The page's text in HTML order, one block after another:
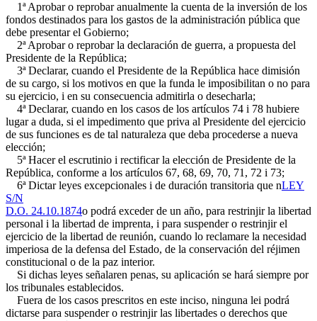
1ª Aprobar o reprobar anualmente la cuenta de la inversión de los
fondos destinados para los gastos de la administración pública que
debe presentar el Gobierno;
2ª Aprobar o reprobar la declaración de guerra, a propuesta del
Presidente de la República;
3ª Declarar, cuando el Presidente de la República hace dimisión
de su cargo, si los motivos en que la funda le imposibilitan o no para
su ejercicio, i en su consecuencia admitirla o desecharla;
4ª Declarar, cuando en los casos de los artículos 74 i 78 hubiere
lugar a duda, si el impedimento que priva al Presidente del ejercicio
de sus funciones es de tal naturaleza que deba procederse a nueva
elección;
5ª Hacer el escrutinio i rectificar la elección de Presidente de la
República, conforme a los artículos 67, 68, 69, 70, 71, 72 i 73;
6ª Dictar leyes excepcionales i de duración transitoria que nLEY
S/N
D.O. 24.10.1874o podrá exceder de un año, para restrinjir la libertad
personal i la libertad de imprenta, i para suspender o restrinjir el
ejercicio de la libertad de reunión, cuando lo reclamare la necesidad
imperiosa de la defensa del Estado, de la conservación del réjimen
constitucional o de la paz interior.
Si dichas leyes señalaren penas, su aplicación se hará siempre por
los tribunales establecidos.
Fuera de los casos prescritos en este inciso, ninguna lei podrá
dictarse para suspender o restrinjir las libertades o derechos que